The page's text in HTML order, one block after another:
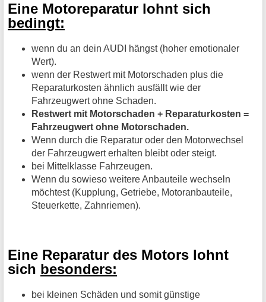
Eine Motoreparatur lohnt sich
bedingt:
wenn du an dein AUDI hängst (hoher emotionaler
Wert).
wenn der Restwert mit Motorschaden plus die
Reparaturkosten ähnlich ausfällt wie der
Fahrzeugwert ohne Schaden.
Restwert mit Motorschaden + Reparaturkosten =
Fahrzeugwert ohne Motorschaden.
Wenn durch die Reparatur oder den Motorwechsel
der Fahrzeugwert erhalten bleibt oder steigt.
bei Mittelklasse Fahrzeugen.
Wenn du sowieso weitere Anbauteile wechseln
möchtest (Kupplung, Getriebe, Motoranbauteile,
Steuerkette, Zahnriemen).
Eine Reparatur des Motors lohnt
sich besonders:
bei kleinen Schäden und somit günstige